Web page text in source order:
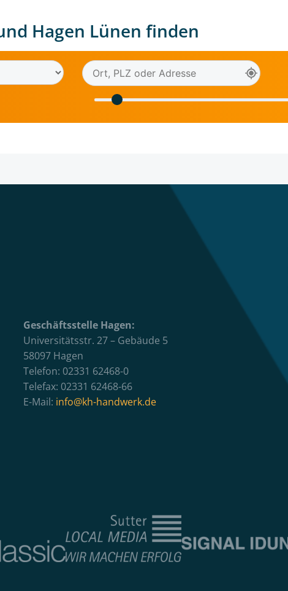
Hagen Lünen finden
Geschäftsstelle Hagen:
Universitätsstr. 27 – Gebäude 5
58097 Hagen
Telefon: 02331 62468-0
Telefax: 02331 62468-66
E-Mail: info@kh-handwerk.de